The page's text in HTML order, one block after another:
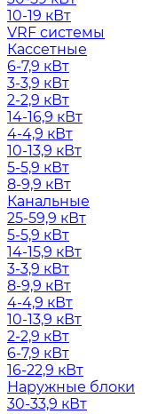
10-19 кВт
VRF системы
Кассетные
6-7,9 кВт
3-3,9 кВт
2-2,9 кВт
14-16,9 кВт
4-4,9 кВт
10-13,9 кВт
5-5,9 кВт
8-9,9 кВт
Канальные
25-59,9 кВт
5-5,9 кВт
14-15,9 кВт
3-3,9 кВт
8-9,9 кВт
4-4,9 кВт
10-13,9 кВт
2-2,9 кВт
6-7,9 кВт
16-22,9 кВт
Наружные блоки
30-33,9 кВт